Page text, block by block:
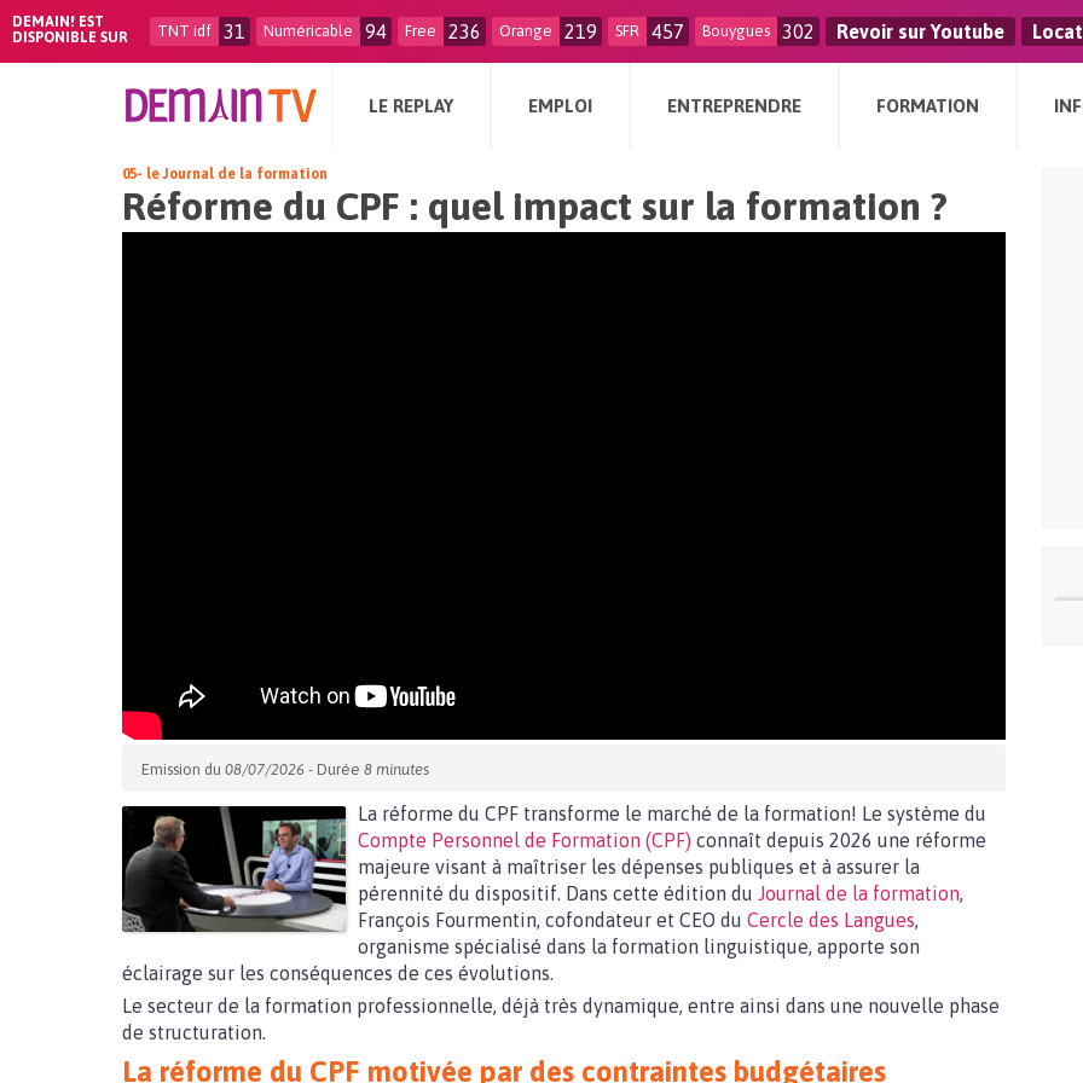
DEMAIN! EST
DISPONIBLE SUR
TNT idf 31 Numéricable 94 Free 236 Orange 219 SFR 457 Bouygues 302 Revoir sur Youtube
LE REPLAY EMPLOI ENTREPRENDRE FORMATION
05- le Journal de la formation
Réforme du CPF : quel impact sur la formation ?
Emission du 08/07/2026 - Durée 8 minutes
La réforme du CPF transforme le marché de la formation! Le système du
Compte Personnel de Formation (CPF) connaît depuis 2026 une réforme
majeure visant à maîtriser les dépenses publiques et à assurer la
pérennité du dispositif. Dans cette édition du Journal de la formation,
François Fourmentin, cofondateur et CEO du Cercle des Langues,
organisme spécialisé dans la formation linguistique, apporte son
éclairage sur les conséquences de ces évolutions.
Le secteur de la formation professionnelle, déjà très dynamique, entre ainsi dans une nouvelle phase
de structuration.
La réforme du CPF motivée par des contraintes budgétaires